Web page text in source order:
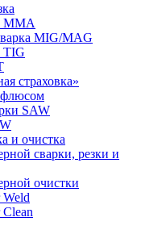
MMA
MIG/MAG
TIG
страховка»
флюсом
SAW
и очистка
сварки, резки и
очистки
Weld